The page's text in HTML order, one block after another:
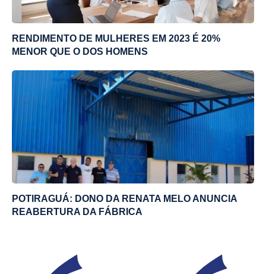
RENDIMENTO DE MULHERES EM 2023 É 20%
MENOR QUE O DOS HOMENS
POTIRAGUÁ: DONO DA RENATA MELO ANUNCIA
REABERTURA DA FÁBRICA